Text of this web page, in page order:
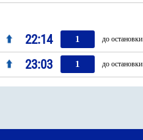
22:14 1 до остановки
23:03 1 до остановки